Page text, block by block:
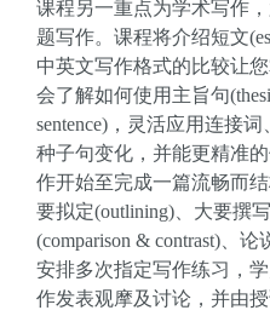
课程另一重点为学术写作
题写作。课程将介绍短文
中英文写作格式的比较让
会了解如何使用主旨句
sentence)，灵活应用连接
种子句变化，并能更精准
作开始至完成一篇流畅而
要拟定(outlining)、大要撰
(comparison & contrast)、
安排多次指定写作练习，
作发表观摩及讨论，并由